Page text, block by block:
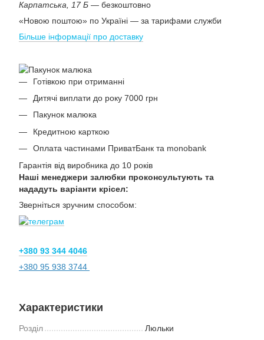
Карпатська, 17 Б — безкоштовно
«Новою поштою» по Україні — за тарифами служби
Більше інформації про доставку
Готівкою при отриманні
Дитячі виплати до року 7000 грн
Пакунок малюка
Кредитною карткою
Оплата частинами ПриватБанк та monobank
Гарантія від виробника до 10 років
Наші менеджери залюбки проконсультують та
нададуть варіанти крісел:
Зверніться зручним способом:
+380 93 344 4046
+380 95 938 3744
Характеристики
Розділ Люльки